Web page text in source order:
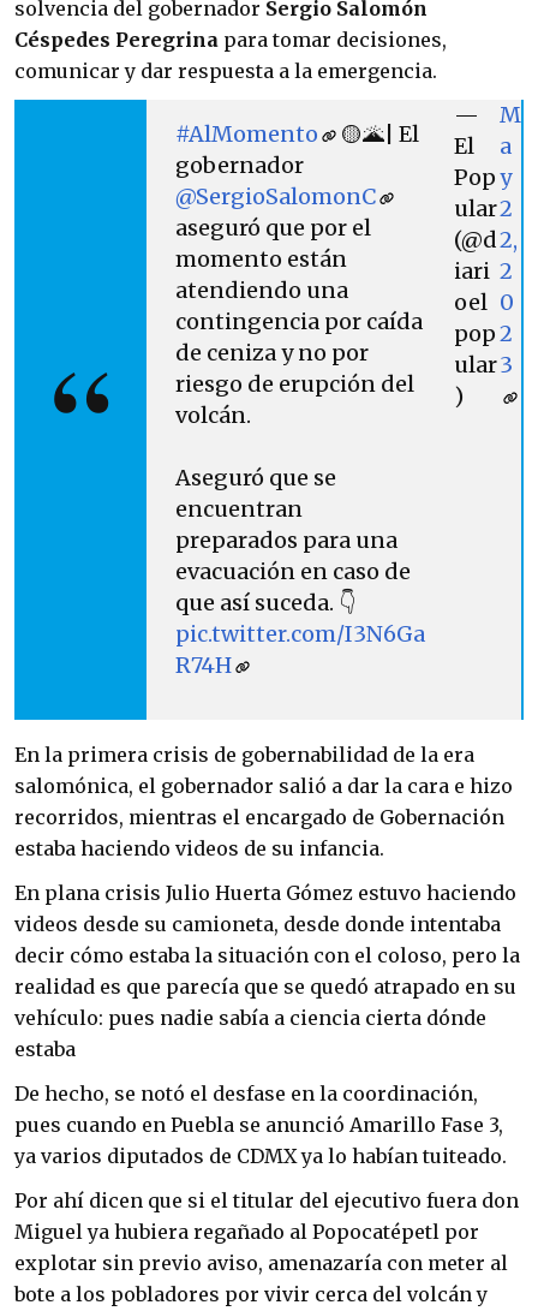
solvencia del gobernador Sergio Salomón
Céspedes Peregrina para tomar decisiones,
comunicar y dar respuesta a la emergencia.
#AlMomento
🟡🌋| El
gobernador
@SergioSalomonC
aseguró que por el
momento están
atendiendo una
contingencia por caída
de ceniza y no por
riesgo de erupción del
volcán.
Aseguró que se
encuentran
preparados para una
evacuación en caso de
que así suceda. 👇
pic.twitter.com/I3N6Ga
R74H
—
El
Pop
ular
(@d
iari
oel
pop
ular
)
M
a
y
2
2,
2
0
2
3
En la primera crisis de gobernabilidad de la era
salomónica, el gobernador salió a dar la cara e hizo
recorridos, mientras el encargado de Gobernación
estaba haciendo videos de su infancia.
En plana crisis Julio Huerta Gómez estuvo haciendo
videos desde su camioneta, desde donde intentaba
decir cómo estaba la situación con el coloso, pero la
realidad es que parecía que se quedó atrapado en su
vehículo: pues nadie sabía a ciencia cierta dónde
estaba
De hecho, se notó el desfase en la coordinación,
pues cuando en Puebla se anunció Amarillo Fase 3,
ya varios diputados de CDMX ya lo habían tuiteado.
Por ahí dicen que si el titular del ejecutivo fuera don
Miguel ya hubiera regañado al Popocatépetl por
explotar sin previo aviso, amenazaría con meter al
bote a los pobladores por vivir cerca del volcán y